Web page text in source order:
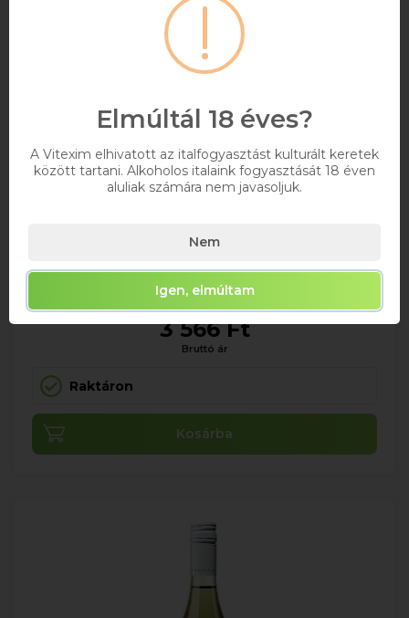
Figula Sauvignon Blanc 0.75l DRS
+ DRS DÍJ/ÜVEG
0,75
3 566 Ft
Bruttó ár
Raktáron
Kosárba
Elmúltál 18 éves?
A Vitexim elhivatott az italfogyasztást kulturált keretek
között tartani. Alkoholos italaink fogyasztását 18 éven
aluliak számára nem javasoljuk.
Nem
Igen, elmúltam